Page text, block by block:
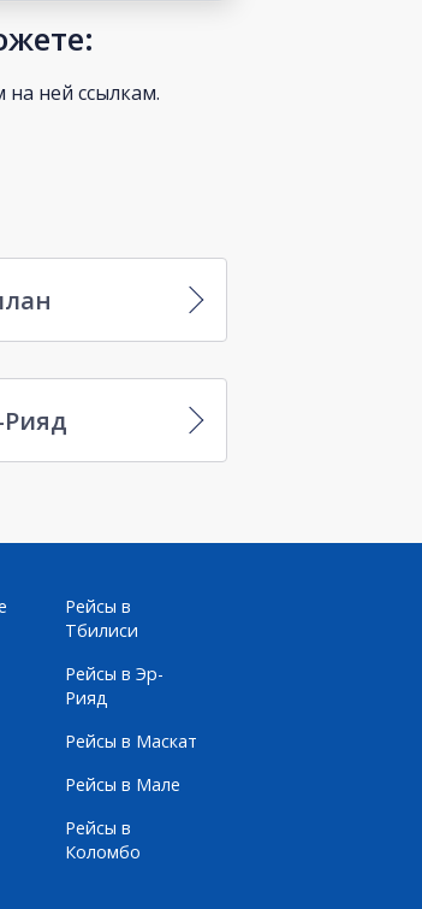
ней ссылкам.
Рейсы в
Тбилиси
Рейсы в Эр-
Рияд
Рейсы в Маскат
Рейсы в Мале
Рейсы в
Коломбо